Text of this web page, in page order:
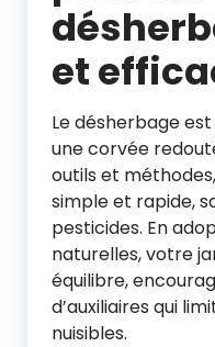
et
Le désherbage
une corvée
outils et
simple et rapide,
pesticides. En
naturelles, votre
équilibre,
d’auxiliaires qui
nuisibles.